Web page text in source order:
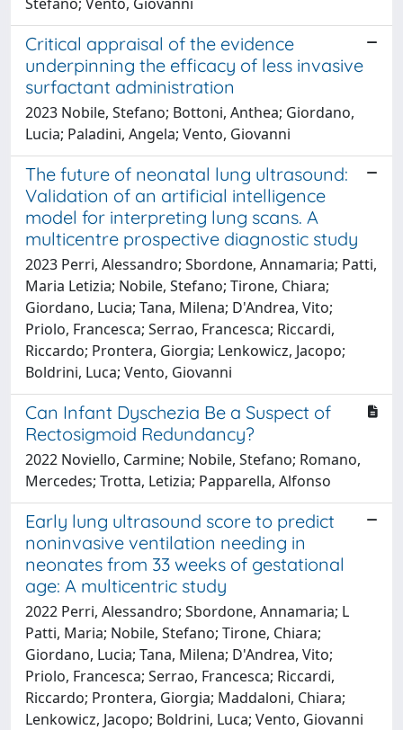
Critical appraisal of the evidence
underpinning the efficacy of less invasive
surfactant administration
2023 Nobile, Stefano; Bottoni, Anthea; Giordano,
Lucia; Paladini, Angela; Vento, Giovanni
The future of neonatal lung ultrasound:
Validation of an artificial intelligence
model for interpreting lung scans. A
multicentre prospective diagnostic study
2023 Perri, Alessandro; Sbordone, Annamaria; Patti,
Maria Letizia; Nobile, Stefano; Tirone, Chiara;
Giordano, Lucia; Tana, Milena; D'Andrea, Vito;
Priolo, Francesca; Serrao, Francesca; Riccardi,
Riccardo; Prontera, Giorgia; Lenkowicz, Jacopo;
Boldrini, Luca; Vento, Giovanni
Can Infant Dyschezia Be a Suspect of
Rectosigmoid Redundancy?
2022 Noviello, Carmine; Nobile, Stefano; Romano,
Mercedes; Trotta, Letizia; Papparella, Alfonso
Early lung ultrasound score to predict
noninvasive ventilation needing in
neonates from 33 weeks of gestational
age: A multicentric study
2022 Perri, Alessandro; Sbordone, Annamaria; L
Patti, Maria; Nobile, Stefano; Tirone, Chiara;
Giordano, Lucia; Tana, Milena; D'Andrea, Vito;
Priolo, Francesca; Serrao, Francesca; Riccardi,
Riccardo; Prontera, Giorgia; Maddaloni, Chiara;
Lenkowicz, Jacopo; Boldrini, Luca; Vento, Giovanni